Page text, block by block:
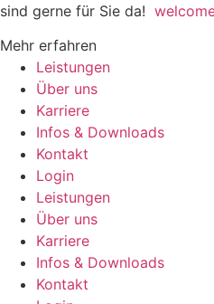
sind gerne für Sie da!
Mehr erfahren
Leistungen
Über uns
Karriere
Infos & Downloads
Kontakt
Login
Leistungen
Über uns
Karriere
Infos & Downloads
Kontakt